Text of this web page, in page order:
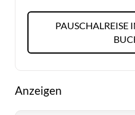
PAUSCHALREISE
Anzeigen